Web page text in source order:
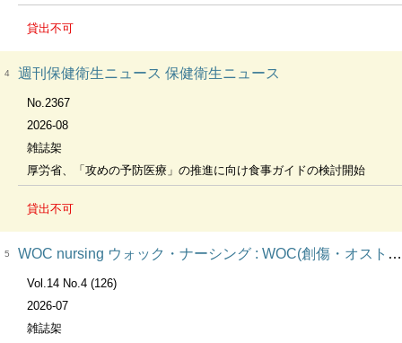
貸出不可
4 週刊保健衛生ニュース 保健衛生ニュース
No.2367
2026-08
雑誌架
厚労省、「攻めの予防医療」の推進に向け食事ガイドの検討開始
貸出不可
5 WOC nursing ウォック・ナーシング : WOC(創傷・オストミー・失禁)予防・治療・ケア
Vol.14 No.4 (126)
2026-07
雑誌架